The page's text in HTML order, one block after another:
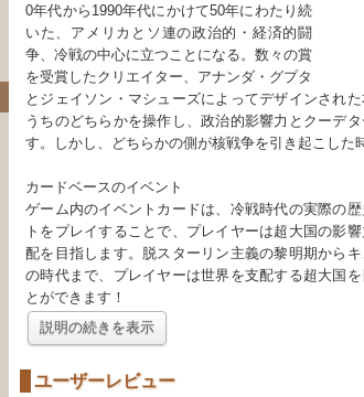
0年代から1990年代にかけて50年にわたり続
いた、アメリカとソ連の政治的・経済的闘
争、冷戦の中心に立つことになる。数々の賞
を受賞したクリエイター、アナンダ・グプタ
とジェイソン・マシューズによってデザインされ
うちのどちらかを操作し、政治的影響力とクーデ
す。しかし、どちらかの側が核戦争を引き起こした
カードベースのイベント
ゲーム内のイベントカードは、冷戦時代の実際の
トをプレイすることで、プレイヤーは超大国の影
配を目指します。脱スターリン主義の黎明期から
の時代まで、プレイヤーは世界を支配する超大国
とができます！
説明の続きを表示
ユーザーレビュー